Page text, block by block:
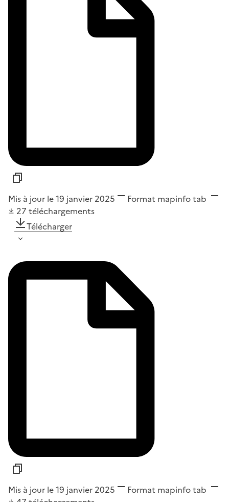
Mis à jour le 19 janvier 2025 Format mapinfo tab
27 téléchargements
Télécharger
Mis à jour le 19 janvier 2025 Format mapinfo tab